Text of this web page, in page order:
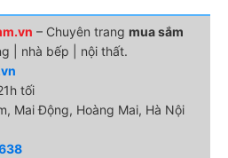
– Chuyên trang mua sắm
| nhà bếp | nội thất.
tối
Mai Động, Hoàng Mai, Hà Nội